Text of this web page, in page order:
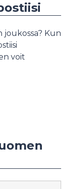
joukossa? Kun
voit